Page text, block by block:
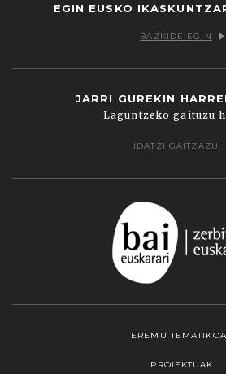
EGIN EUSKO
BAZKIDE EGIN
JARRI GUREKIN
Laguntzeko gaituzu
IDATZI GAITZAZU
EREMU
PROIEKTUAK